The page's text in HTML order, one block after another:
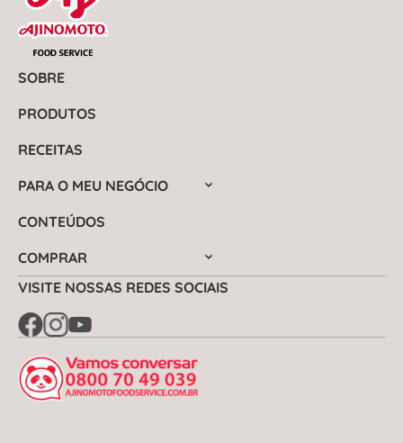
SOBRE
PRODUTOS
RECEITAS
PARA O MEU NEGÓCIO
CONTEÚDOS
COMPRAR
VISITE NOSSAS REDES SOCIAIS